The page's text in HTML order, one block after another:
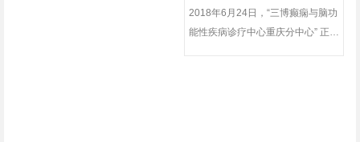
2018年6月24日，“三博癫痫与脑功
能性疾病诊疗中心重庆分中心” 正式